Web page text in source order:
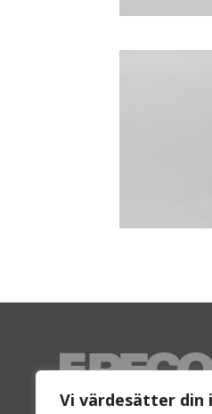
Vi värdesätter